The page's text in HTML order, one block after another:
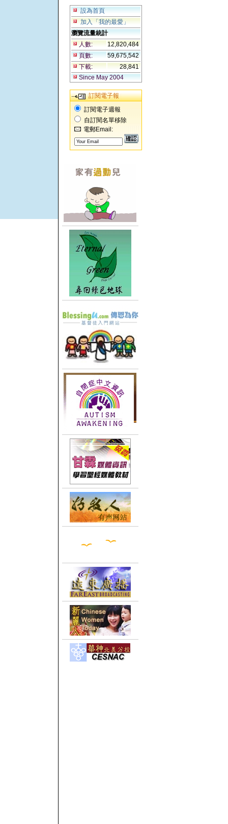
設為首頁
加入「我的最愛」
瀏覽流量統計
人數:
12,820,484
頁數:
59,675,542
下載:
28,841
Since May 2004
訂閱電子報
訂閱電子週報
自訂閱名單移除
電郵Email: